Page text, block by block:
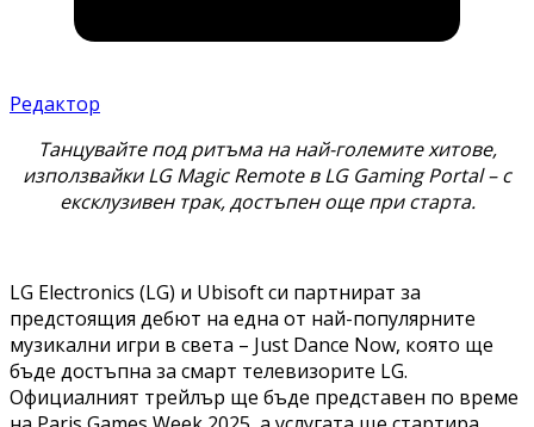
Редактор
Танцувайте под ритъма на най-големите хитове,
използвайки LG Magic Remote в LG Gaming Portal – с
ексклузивен трак, достъпен още при старта.
LG Electronics (LG) и Ubisoft си партнират за
предстоящия дебют на една от най-популярните
музикални игри в света – Just Dance Now, която ще
бъде достъпна за смарт телевизорите LG.
Официалният трейлър ще бъде представен по време